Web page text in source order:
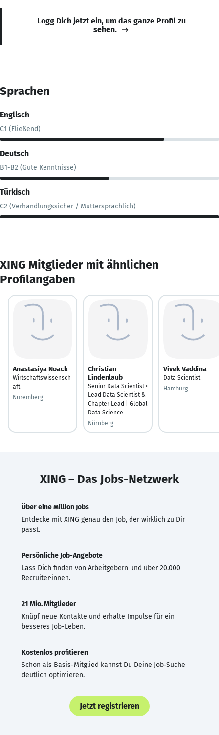
Logg Dich jetzt ein, um das ganze Profil zu
sehen.
Sprachen
Englisch
C1 (Fließend)
Deutsch
B1-B2 (Gute Kenntnisse)
Türkisch
C2 (Verhandlungssicher / Muttersprachlich)
XING Mitglieder mit ähnlichen
Profilangaben
Anastasiya Noack
Wirtschaftswissensch
aft
Nuremberg
Christian
Lindenlaub
Senior Data Scientist •
Lead Data Scientist &
Chapter Lead | Global
Data Science
Nürnberg
Vivek Vaddina
Data Scientist
Hamburg
XING – Das Jobs-Netzwerk
Über eine Million Jobs
Entdecke mit XING genau den Job, der wirklich zu Dir
passt.
Persönliche Job-Angebote
Lass Dich finden von Arbeitgebern und über 20.000
Recruiter·innen.
21 Mio. Mitglieder
Knüpf neue Kontakte und erhalte Impulse für ein
besseres Job-Leben.
Kostenlos profitieren
Schon als Basis-Mitglied kannst Du Deine Job-Suche
deutlich optimieren.
Jetzt registrieren